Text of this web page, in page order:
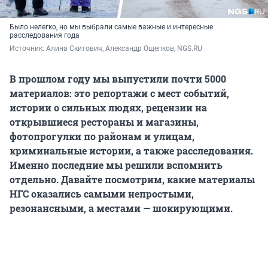
Было нелегко, но мы выбрали самые важные и интересные
расследования года
Источник: Алина Скитович, Александр Ощепков, NGS.RU
В прошлом году мы выпустили почти 5000
материалов: это репортажи с мест событий,
истории о сильных людях, рецензии на
открывшиеся рестораны и магазины,
фотопрогулки по районам и улицам,
криминальные истории, а также расследования.
Именно последние мы решили вспомнить
отдельно. Давайте посмотрим, какие материалы
НГС оказались самыми непростыми,
резонансными, а местами — шокирующими.